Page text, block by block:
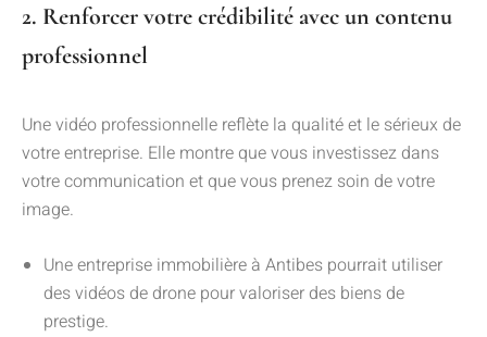
2. Renforcer votre crédibilité avec un contenu
professionnel
Une vidéo professionnelle reflète la qualité et le sérieux de
votre entreprise. Elle montre que vous investissez dans
votre communication et que vous prenez soin de votre
image.
Une entreprise immobilière à Antibes pourrait utiliser
des vidéos de drone pour valoriser des biens de
prestige.